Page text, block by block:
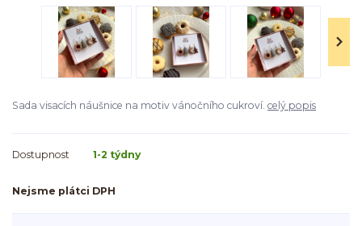
Sada visacích náušnice na motiv vánočního cukroví. celý popis
Dostupnost 1-2 týdny
Nejsme plátci DPH